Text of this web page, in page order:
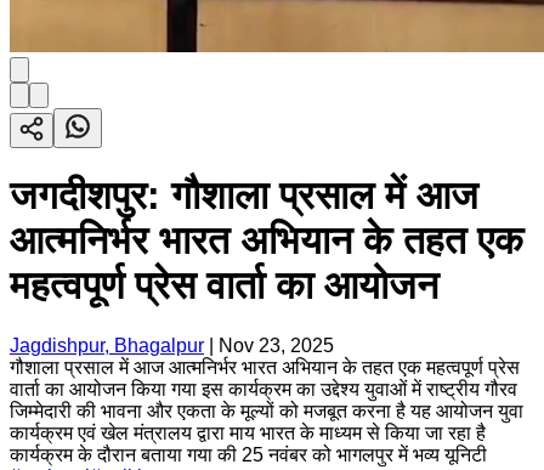
जगदीशपुर: गौशाला प्रसाल में आज
आत्मनिर्भर भारत अभियान के तहत एक
महत्वपूर्ण प्रेस वार्ता का आयोजन
Jagdishpur, Bhagalpur
Nov 23, 2025
गौशाला प्रसाल में आज आत्मनिर्भर भारत अभियान के तहत एक महत्वपूर्ण प्रेस
वार्ता का आयोजन किया गया इस कार्यक्रम का उद्देश्य युवाओं में राष्ट्रीय गौरव
जिम्मेदारी की भावना और एकता के मूल्यों को मजबूत करना है यह आयोजन युवा
कार्यक्रम एवं खेल मंत्रालय द्वारा माय भारत के माध्यम से किया जा रहा है
कार्यक्रम के दौरान बताया गया की 25 नवंबर को भागलपुर में भव्य यूनिटी